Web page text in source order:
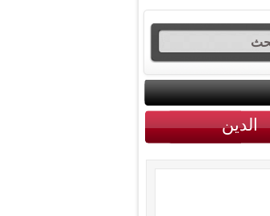
الدين